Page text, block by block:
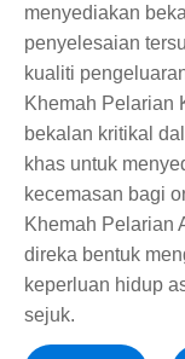
menyediakan
penyelesaian
kualiti
Khemah Pelarian
bekalan kritikal
khas untuk
kecemasan bagi
Khemah Pelarian
direka bentuk
keperluan hidup
sejuk.